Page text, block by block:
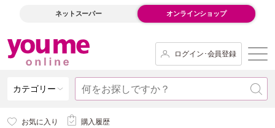
ネットスーパー オンラインショップ
ログイン･会員登録
カテゴリー
お気に入り 購入履歴